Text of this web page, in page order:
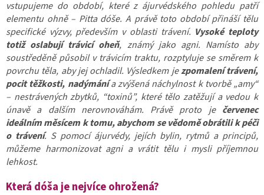
vstupujeme do období, které z ájurvédského pohledu patří
elementu ohně – Pitta dóše. A právě toto období přináší tělu
specifické výzvy, především v oblasti trávení. Vysoké teploty
totiž oslabují trávicí oheň, známý jako agni. Namísto aby
soustředěně působil v trávicím traktu, rozptyluje se směrem k
povrchu těla, aby jej ochladil. Výsledkem jezpomalení trávení,
pocit těžkosti, nadýmánía zvýšená náchylnost k tvorbě „amy“
– nestrávených zbytků, “toxinů”, které tělo zatěžují a vedou k
únavě a dalším nerovnováhám. Právě proto je červenec
ideálním měsícem k tomu, abychom se vědomě obrátili k péči
o trávení. S pomocí ájurvédy, jejích bylin, rytmů a principů,
můžeme harmonizovat agni a vrátit tělu i mysli příjemnou
lehkost.
Která dóša je nejvíce ohrožená?